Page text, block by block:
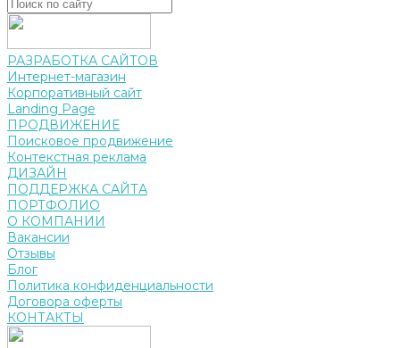
РАЗРАБОТКА САЙТОВ
Интернет-магазин
Корпоративный сайт
Landing Page
ПРОДВИЖЕНИЕ
Поисковое продвижение
Контекстная реклама
ДИЗАЙН
ПОДДЕРЖКА САЙТА
ПОРТФОЛИО
О КОМПАНИИ
Вакансии
Отзывы
Блог
Политика конфиденциальности
Договора оферты
КОНТАКТЫ